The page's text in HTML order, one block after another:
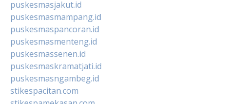
puskesmasjakut.id
puskesmasmampang.id
puskesmaspancoran.id
puskesmasmenteng.id
puskesmassenen.id
puskesmaskramatjati.id
puskesmasngambeg.id
stikespacitan.com